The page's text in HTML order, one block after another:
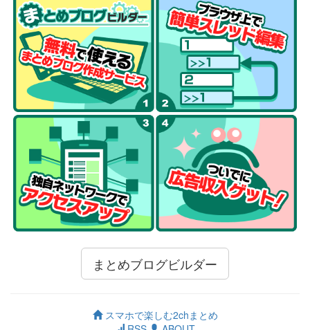
まとめブログビルダー
スマホで楽しむ2chまとめ